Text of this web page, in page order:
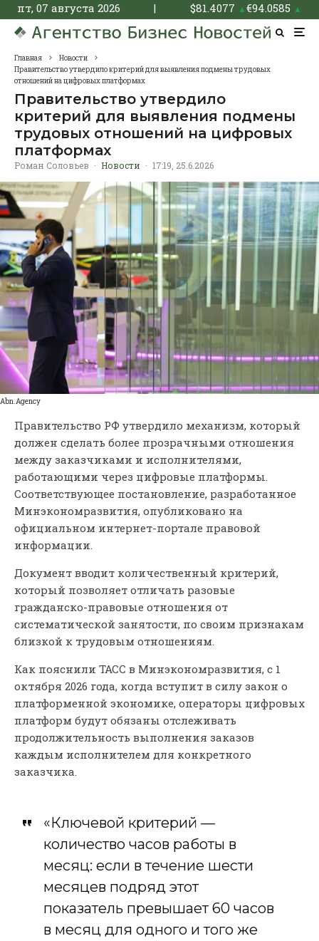
пт, 07 августа 2026 | $81.4077 ▲€94.0585 ▲
Главная
Новости
Правительство утвердило критерий для выявления подмены трудовых
отношений на цифровых платформах
Правительство утвердило
критерий для выявления подмены
трудовых отношений на цифровых
платформах
Роман Соловьев · Новости · 17:19, 25.6.2026
Abn.Agency
Правительство РФ утвердило механизм, который
должен сделать более прозрачными отношения
между заказчиками и исполнителями,
работающими через цифровые платформы.
Соответствующее постановление, разработанное
Минэкономразвития, опубликовано на
официальном интернет-портале правовой
информации.
Документ вводит количественный критерий,
который позволяет отличать разовые
гражданско-правовые отношения от
систематической занятости, по своим признакам
близкой к трудовым отношениям.
Как пояснили ТАСС в Минэкономразвития, с 1
октября 2026 года, когда вступит в силу закон о
платформенной экономике, операторы цифровых
платформ будут обязаны отслеживать
продолжительность выполнения заказов
каждым исполнителем для конкретного
заказчика.
«Ключевой критерий —
количество часов работы в
месяц: если в течение шести
месяцев подряд этот
показатель превышает 60 часов
в месяц для одного и того же